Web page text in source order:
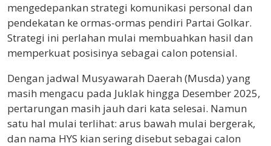
mengedepankan strategi komunikasi personal dan
pendekatan ke ormas-ormas pendiri Partai Golkar.
Strategi ini perlahan mulai membuahkan hasil dan
memperkuat posisinya sebagai calon potensial.
Dengan jadwal Musyawarah Daerah (Musda) yang
masih mengacu pada Juklak hingga Desember 2025,
pertarungan masih jauh dari kata selesai. Namun
satu hal mulai terlihat: arus bawah mulai bergerak,
dan nama HYS kian sering disebut sebagai calon